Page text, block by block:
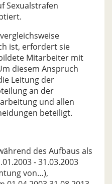
Sexualstrafen
ist, erfordert sie
Mitarbeiter mit
diesem Anspruch
Leitung der
an der
und allen
beteiligt.
des Aufbaus als
- 31.03.2003
von…),